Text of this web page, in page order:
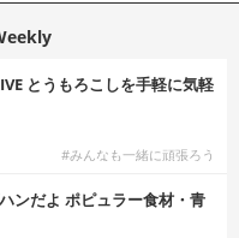
とうもろこしを手軽に気軽
#みんなも一緒に頑張ろう
ンだよ ポピュラー食材・青